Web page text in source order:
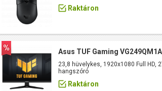
Raktáron
Asus TUF Gaming VG249QM1A
23,8 hüvelykes, 1920x1080 Full HD,
hangszóró
Raktáron